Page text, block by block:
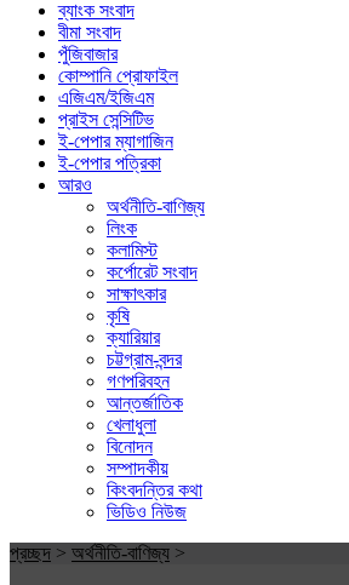
ব্যাংক সংবাদ
বীমা সংবাদ
পুঁজিবাজার
কোম্পানি প্রোফাইল
এজিএম/ইজিএম
প্রাইস সেন্সিটিভ
ই-পেপার ম্যাগাজিন
ই-পেপার পত্রিকা
আরও
অর্থনীতি-বাণিজ্য
লিংক
কলামিস্ট
কর্পোরেট সংবাদ
সাক্ষাৎকার
কৃষি
ক্যারিয়ার
চট্টগ্রাম-বন্দর
গণপরিবহন
আন্তর্জাতিক
খেলাধুলা
বিনোদন
সম্পাদকীয়
কিংবদন্তির কথা
ভিডিও নিউজ
প্রচ্ছদ > অর্থনীতি-বাণিজ্য >